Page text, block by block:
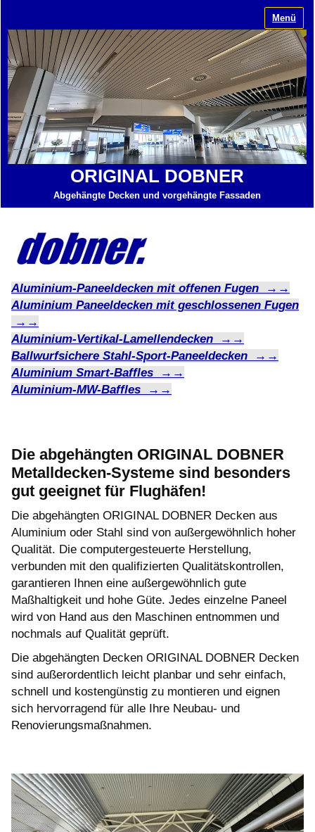
Menü
ORIGINAL DOBNER
Abgehängte Decken und vorgehängte Fassaden
Aluminium-Paneeldecken mit offenen Fugen →→
Aluminium Paneeldecken mit geschlossenen Fugen
→→
Aluminium-Vertikal-Lamellendecken →→
Ballwurfsichere Stahl-Sport-Paneeldecken →→
Aluminium Smart-Baffles →→
Aluminium-MW-Baffles →→
Die abgehängten ORIGINAL DOBNER
Metalldecken-Systeme sind besonders
gut geeignet für Flughäfen!
Die abgehängten ORIGINAL DOBNER Decken aus
Aluminium oder Stahl sind von außergewöhnlich hoher
Qualität. Die computergesteuerte Herstellung,
verbunden mit den qualifizierten Qualitätskontrollen,
garantieren Ihnen eine außergewöhnlich gute
Maßhaltigkeit und hohe Güte. Jedes einzelne Paneel
wird von Hand aus den Maschinen entnommen und
nochmals auf Qualität geprüft.
Die abgehängten Decken ORIGINAL DOBNER Decken
sind außerordentlich leicht planbar und sehr einfach,
schnell und kostengünstig zu montieren und eignen
sich hervorragend für alle Ihre Neubau- und
Renovierungsmaßnahmen.